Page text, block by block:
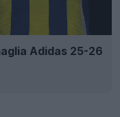
Adidas 25-26